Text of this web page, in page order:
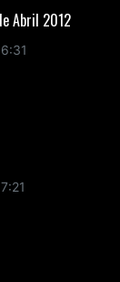
Abril 2012